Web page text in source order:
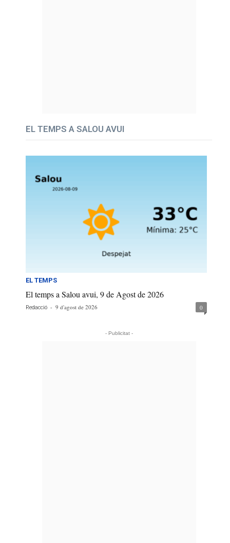
EL TEMPS A SALOU AVUI
EL TEMPS
El temps a Salou avui, 9 de Agost de 2026
Redacció - 9 d'agost de 2026 0
- Publicitat -